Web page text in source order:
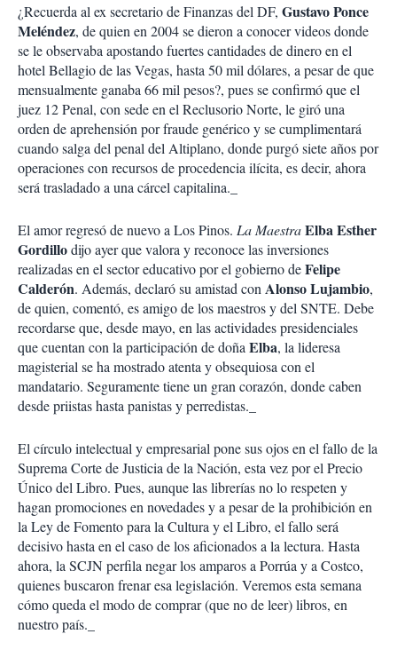
¿Recuerda al ex secretario de Finanzas del DF, Gustavo Ponce
Meléndez, de quien en 2004 se dieron a conocer videos donde
se le observaba apostando fuertes cantidades de dinero en el
hotel Bellagio de las Vegas, hasta 50 mil dólares, a pesar de que
mensualmente ganaba 66 mil pesos?, pues se confirmó que el
juez 12 Penal, con sede en el Reclusorio Norte, le giró una
orden de aprehensión por fraude genérico y se cumplimentará
cuando salga del penal del Altiplano, donde purgó siete años por
operaciones con recursos de procedencia ilícita, es decir, ahora
será trasladado a una cárcel capitalina._
El amor regresó de nuevo a Los Pinos. La MaestraElba Esther
Gordillodijo ayer que valora y reconoce las inversiones
realizadas en el sector educativo por el gobierno deFelipe
Calderón. Además, declaró su amistad con Alonso Lujambio,
de quien, comentó, es amigo de los maestros y del SNTE. Debe
recordarse que, desde mayo, en las actividades presidenciales
que cuentan con la participación de doña Elba, la lideresa
magisterial se ha mostrado atenta y obsequiosa con el
mandatario. Seguramente tiene un gran corazón, donde caben
desde priistas hasta panistas y perredistas._
El círculo intelectual y empresarial pone sus ojos en el fallo de la
Suprema Corte de Justicia de la Nación, esta vez por el Precio
Único del Libro. Pues, aunque las librerías no lo respeten y
hagan promociones en novedades y a pesar de la prohibición en
la Ley de Fomento para la Cultura y el Libro, el fallo será
decisivo hasta en el caso de los aficionados a la lectura. Hasta
ahora, la SCJN perfila negar los amparos a Porrúa y a Costco,
quienes buscaron frenar esa legislación. Veremos esta semana
cómo queda el modo de comprar (que no de leer) libros, en
nuestro país._